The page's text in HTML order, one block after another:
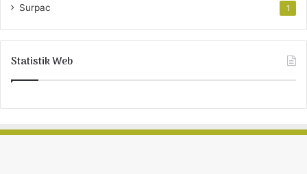
Surpac 1
Statistik Web